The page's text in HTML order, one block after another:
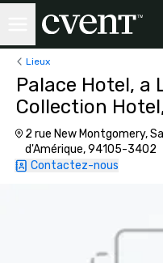
Lieux
Palace Hotel, a
Collection
Francisco
2 rue New Montgomery,
d'Amérique, 94105-3402
Contactez-nous